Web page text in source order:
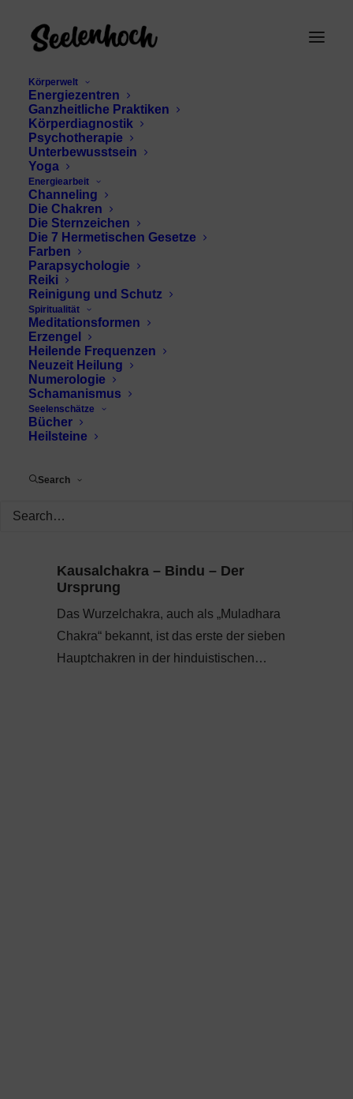
Körperwelt
Energiezentren
Ganzheitliche Praktiken
Körperdiagnostik
Psychotherapie
Unterbewusstsein
Yoga
Energiearbeit
Channeling
Die Chakren
Die Sternzeichen
Die 7 Hermetischen Gesetze
Farben
Parapsychologie
Reiki
Reinigung und Schutz
Spiritualität
Meditationsformen
Erzengel
Heilende Frequenzen
Neuzeit Heilung
Numerologie
Schamanismus
Seelenschätze
Bücher
Heilsteine
Search
intuitive Einsichten
Kausalchakra – Bindu – Der
Ursprung
Das Wurzelchakra, auch als „Muladhara
Chakra“ bekannt, ist das erste der sieben
Hauptchakren in der hinduistischen…